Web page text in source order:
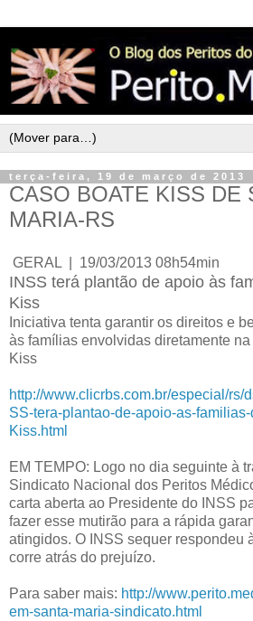
terça-feira, 19 de março de 2013
CASO BOATE KISS DE
MARIA-RS
GERAL | 19/03/2013 08h54min
INSS terá plantão de apoio às
Kiss
Iniciativa tenta garantir os direitos e
às famílias envolvidas diretamente
Kiss
http://www.clicrbs.com.br/especial/rs/
SS-tera-plantao-de-apoio-as-
Kiss.html
EM TEMPO: Logo no dia seguinte à
Sindicato Nacional dos Peritos
carta aberta ao Presidente do INSS
fazer esse mutirão para a rápida
atingidos. O INSS sequer respondeu
corre atrás do prejuízo.
Para saber mais: http://
em-santa-maria-sindicato.html